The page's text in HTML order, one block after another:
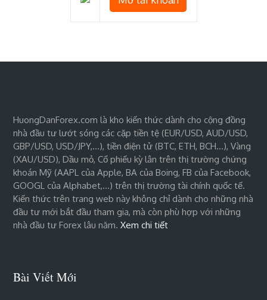
HuongDanForex.com là kho kiến thức dành cho cộng đồng
nhà đầu tư lướt sóng các cặp tiền tệ (EUR/USD, AUD/USD,
GBP/USD, USD/JPY,…), tiền điện tử (BTC, ETH, BCH…), Vàng
(XAU/USD), Dầu mỏ, Cổ phiếu kỳ lân trên thị trường chứng
khoán Mỹ (AAPL của Apple, BA của Boing, FB của Facebook,
GOOGL của Alphabet,…) trên thị trường tài chính quốc tế.
Kiến thức trên trang web này không chỉ dành cho những nhà
đầu tư mới bắt đầu tham gia, mà còn phù hợp với những
nhà đầu tư Forex lâu năm.Xem chi tiết
Bài Viết Mới